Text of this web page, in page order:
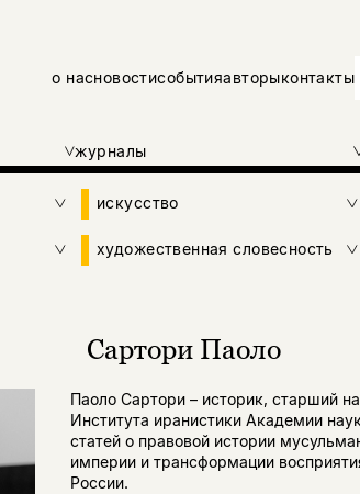
о насновостисобытияавторыконтакты
журналы
искусство
художественная словесность
Сартори Паоло
Паоло Сартори – историк, старший
Института иранистики Академии
статей о правовой истории
империи и трансформации
России.